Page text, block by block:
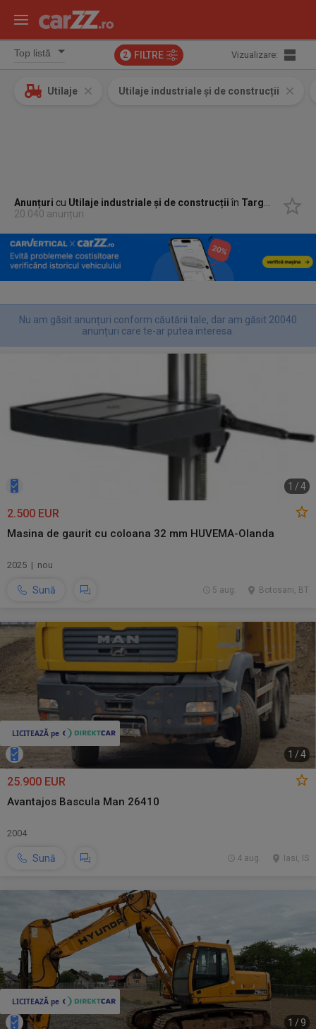
2 FILTRE Vizualizare:
Utilaje Utilaje industriale și de construcții
Anunțuri cu Utilaje industriale și de construcțiiîn Targu Mures, Mures
20.040 anunțuri
Nu am găsit anunțuri conform căutării tale, dar am găsit 20040
anunțuri care te-ar putea interesa.
1 /4
2.500 EUR
Masina de gaurit cu coloana 32 mm HUVEMA-Olanda
2025 | nou
Sună Botosani, BT
5 aug.
1 /4
25.900 EUR
Avantajos Bascula Man 26410
2004
Sună Iasi, IS
4 aug.
1 /9